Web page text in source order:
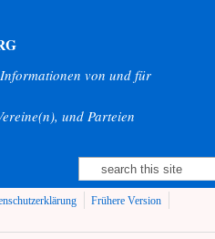
von und für
und Parteien
Suchformular
Suche
Frühere Version